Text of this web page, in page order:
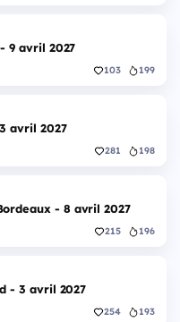
9 avril 2027
103 199
avril 2027
281 198
- 8 avril 2027
215 196
- 3 avril 2027
254 193